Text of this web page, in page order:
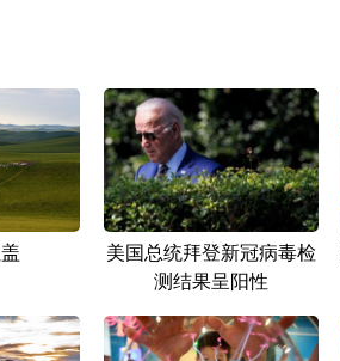
美国总统拜登新冠病毒检
测结果呈阳性